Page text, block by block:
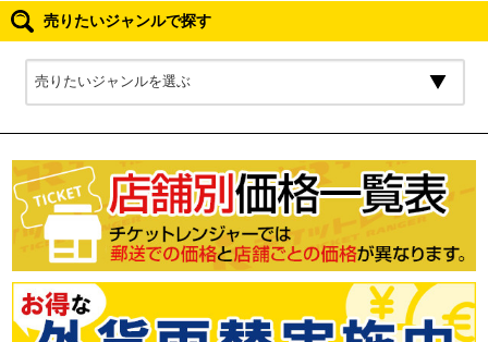
売りたいジャンルで探す